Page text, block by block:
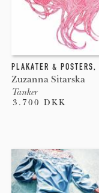
PLAKATER & POSTERS,
Zuzanna Sitarska
Tanker
3.700 DKK